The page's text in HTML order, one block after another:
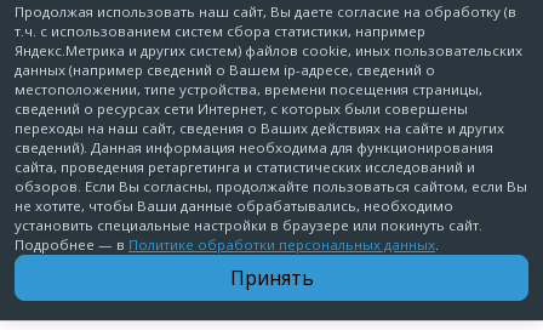
Публичная оферта
Пользовательское соглашение
Политика обработки персональных данных
Согласие на обработку персональных данных
Согласие на рекламные рассылки
+7 495 210-10-57
© Забота о Вас.ру
Москва, Электродный проезд, д. 14 стр.1 офис 18
ИП Максимова Татьяна Александровна · ИНН 772006379720
Продолжая использовать наш сайт, Вы даете согласие на обработку (в
т.ч. с использованием систем сбора статистики, например
Яндекс.Метрика и других систем) файлов cookie, иных пользовательских
данных (например сведений о Вашем ip-адресе, сведений о
местоположении, типе устройства, времени посещения страницы,
сведений о ресурсах сети Интернет, с которых были совершены
переходы на наш сайт, сведения о Ваших действиях на сайте и других
сведений). Данная информация необходима для функционирования
сайта, проведения ретаргетинга и статистических исследований и
обзоров. Если Вы согласны, продолжайте пользоваться сайтом, если Вы
не хотите, чтобы Ваши данные обрабатывались, необходимо
установить специальные настройки в браузере или покинуть сайт.
Подробнее — в Политике обработки персональных данных.
Принять